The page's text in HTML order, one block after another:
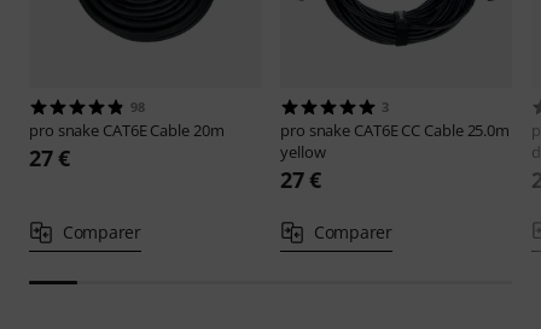
98
pro snake CAT6E Cable 20m
27 €
Comparer
3
pro snake CAT6E CC Cable 25.0m
yellow
27 €
Comparer